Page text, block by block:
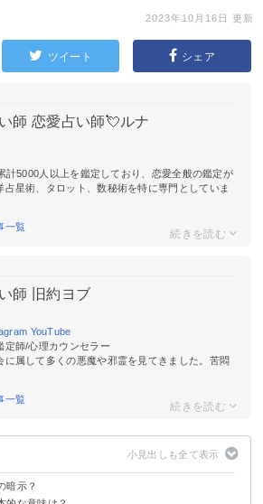
2023年10月16日 更新
ツイート シェア
師 恋愛占い師💘ルナ
計5000人以上を鑑定しており、恋愛全般の鑑定が
占星術、タロット、数秘術を特に専門としていま
一覧
師 旧約ヨブ
YouTube
定師/心理カウンセラー
に属して多くの悪魔や邪霊を見てきました。苦悶
一覧
暗示？